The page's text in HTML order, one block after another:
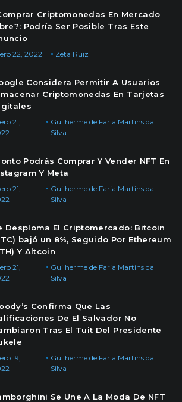
Criptomonedas En Mercado
Podría Ser Posible Tras Este
Zeta Ruiz
22, 2022
Considera Permitir A Usuarios
Criptomonedas En Tarjetas
Guilherme de Faria Martins da
Silva
21,
Podrás Comprar Y Vender NFT En
Y Meta
Guilherme de Faria Martins da
Silva
21,
Desploma El Criptomercado: Bitcoin
bajó un 8%, Seguido Por Ethereum
Y Altcoin
Guilherme de Faria Martins da
Silva
21,
Confirma Que Las
De El Salvador No
Tras El Tuit Del Presidente
Guilherme de Faria Martins da
Silva
19,
Se Une A La Moda De NFT